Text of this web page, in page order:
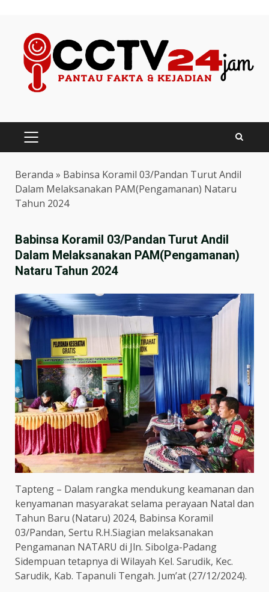
content
PRIMARY
MENU
Beranda » Babinsa Koramil 03/Pandan Turut Andil
Dalam Melaksanakan PAM(Pengamanan) Nataru
Tahun 2024
Babinsa Koramil 03/Pandan Turut Andil
Dalam Melaksanakan PAM(Pengamanan)
Nataru Tahun 2024
Tapteng – Dalam rangka mendukung keamanan dan
kenyamanan masyarakat selama perayaan Natal dan
Tahun Baru (Nataru) 2024, Babinsa Koramil
03/Pandan, Sertu R.H.Siagian melaksanakan
Pengamanan NATARU di Jln. Sibolga-Padang
Sidempuan tetapnya di Wilayah Kel. Sarudik, Kec.
Sarudik, Kab. Tapanuli Tengah. Jum’at (27/12/2024).